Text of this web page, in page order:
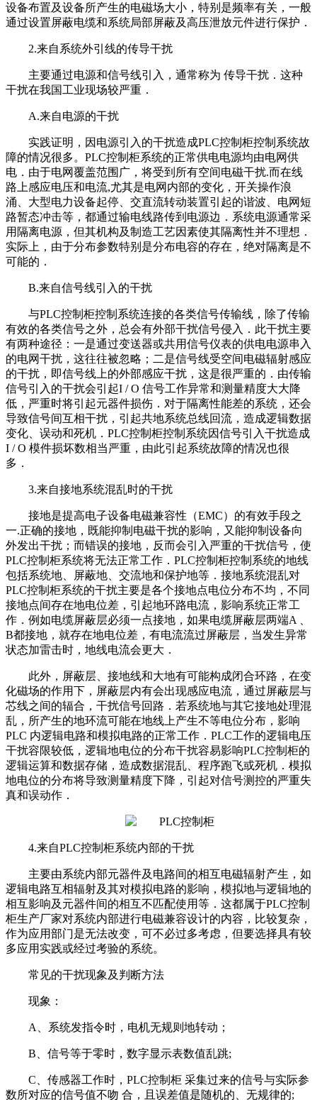
设备布置及设备所产生的电磁场大小，特别是频率有关，一般
通过设置屏蔽电缆和系统局部屏蔽及高压泄放元件进行保护．
2.来自系统外引线的传导干扰
主要通过电源和信号线引入，通常称为 传导干扰．这种
干扰在我国工业现场较严重．
A.来自电源的干扰
实践证明，因电源引入的干扰造成PLC控制柜控制系统故
障的情况很多。PLC控制柜系统的正常供电电源均由电网供
电．由于电网覆盖范围广，将受到所有空间电磁干扰.而在线
路上感应电压和电流,尤其是电网内部的变化，开关操作浪
涌、大型电力设备起停、交直流转动装置引起的谐波、电网短
路暂态冲击等，都通过输电线路传到电源边．系统电源通常采
用隔离电源，但其机构及制造工艺因素使其隔离性并不理想．
实际上，由于分布参数特别是分布电容的存在，绝对隔离是不
可能的．
B.来自信号线引入的干扰
与PLC控制柜控制系统连接的各类信号传输线，除了传输
有效的各类信号之外，总会有外部干扰信号侵入．此干扰主要
有两种途径：一是通过变送器或共用信号仪表的供电电源串入
的电网干扰，这往往被忽略；二是信号线受空间电磁辐射感应
的干扰，即信号线上的外部感应干扰，这是很严重的．由传输
信号引入的干扰会引起I / O 信号工作异常和测量精度大大降
低，严重时将引起元器件损伤．对于隔离性能差的系统，还会
导致信号间互相干扰，引起共地系统总线回流，造成逻辑数据
变化、误动和死机．PLC控制柜控制系统因信号引入干扰造成
I / O 模件损坏数相当严重，由此引起系统故障的情况也很
多．
3.来自接地系统混乱时的干扰
接地是提高电子设备电磁兼容性（EMC）的有效手段之
一.正确的接地，既能抑制电磁干扰的影响，又能抑制设备向
外发出干扰；而错误的接地，反而会引入严重的干扰信号，使
PLC控制柜系统将无法正常工作．PLC控制柜控制系统的地线
包括系统地、屏蔽地、交流地和保护地等．接地系统混乱对
PLC控制柜系统的干扰主要是各个接地点电位分布不均，不同
接地点间存在地电位差，引起地环路电流，影响系统正常工
作．例如电缆屏蔽层必须一点接地，如果电缆屏蔽层两端A 、
B都接地，就存在地电位差，有电流流过屏蔽层，当发生异常
状态加雷击时，地线电流会更大．
此外，屏蔽层、接地线和大地有可能构成闭合环路，在变
化磁场的作用下，屏蔽层内有会出现感应电流，通过屏蔽层与
芯线之间的辐合，干扰信号回路．若系统地与其它接地处理混
乱，所产生的地环流可能在地线上产生不等电位分布，影响
PLC 内逻辑电路和模拟电路的正常工作．PLC工作的逻辑电压
干扰容限较低，逻辑地电位的分布干扰容易影响PLC控制柜的
逻辑运算和数据存储，造成数据混乱、程序跑飞或死机．模拟
地电位的分布将导致测量精度下降，引起对信号测控的严重失
真和误动作．
4.来自PLC控制柜系统内部的干扰
主要由系统内部元器件及电路间的相互电磁辐射产生，如
逻辑电路互相辐射及其对模拟电路的影响，模拟地与逻辑地的
相互影响及元器件间的相互不匹配使用等．这都属于PLC控制
柜生产厂家对系统内部进行电磁兼容设计的内容，比较复杂，
作为应用部门是无法改变，可不必过多考虑，但要选择具有较
多应用实践或经过考验的系统。
常见的干扰现象及判断方法
现象：
A、系统发指令时，电机无规则地转动；
B、信号等于零时，数字显示表数值乱跳;
C、传感器工作时，PLC控制柜 采集过来的信号与实际参
数所对应的信号值不吻 合，且误差值是随机的、无规律的;